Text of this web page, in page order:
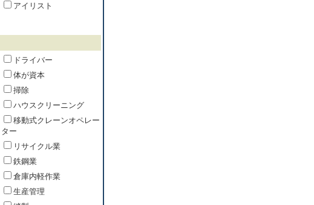
アイリスト
ドライバー
体が資本
掃除
ハウスクリーニング
移動式クレーンオペレー
ター
リサイクル業
鉄鋼業
倉庫内軽作業
生産管理